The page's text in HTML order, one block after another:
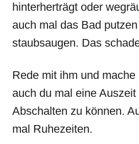
hinterherträgt oder
auch mal das Bad
staubsaugen. Das
Rede mit ihm und
auch du mal eine
Abschalten zu können.
mal Ruhezeiten.